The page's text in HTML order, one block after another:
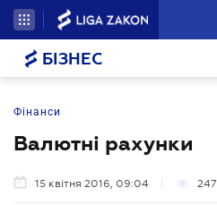
БІЗНЕС
Фінанси
Валютні рахунки
15 квітня 2016, 09:04 247